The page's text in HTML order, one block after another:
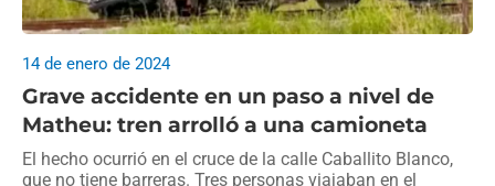
Grave accidente en un paso a nivel de
Matheu: tren arrolló a una camioneta
14 de enero de 2024
El hecho ocurrió en el cruce de la calle Caballito Blanco,
que no tiene barreras. Tres personas viajaban en el